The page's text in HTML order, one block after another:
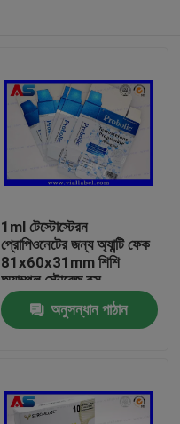
1ml টেস্টোস্টেরন
প্রোপিওনেটের জন্য অ্যান্টি ফেক
81x60x31mm শিশি
অ্যাম্পুল স্টোরেজ বক্স
অনুসন্ধান পাঠান